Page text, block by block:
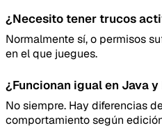
¿Necesito tener trucos
Normalmente sí, o permisos
en el que juegues.
¿Funcionan igual en Java
No siempre. Hay diferencias
comportamiento según